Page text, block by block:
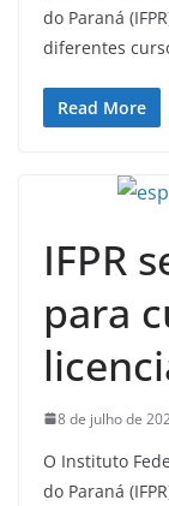
do Paraná
diferentes
Read More
IFPR
para
8 de julho de
O Instituto
do Paraná